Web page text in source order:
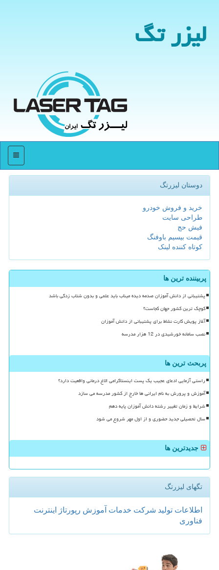
لیزر تگ
منو
دوستان لیزرتگ
خرید و فروش خودرو
طراحی سایت
فیش حج
قیمت بیسیم باوفنگ
کوتاه کننده لینک
پربیننده ترین ها
پشتیبانی از دانش آموزان صدمه دیده میناب باید علمی و بدون شتاب زدگی باشد
کوچک ترین کشور جهان کجاست؟
آغاز پویش کارت نشاط برای پشتیبانی از دانش آموزان
نصب سامانه خورشیدی در 12 هزار مدرسه
پربحث ترین ها
راستی آزمایی ادعای عجیب یک پست اینستاگرامی الاغ درمانی واقعیت دارد؟
آموزش و پرورش به نام ایرانی ها خارج از کشور مدرسه می سازد
شرایط و زمان تغییر رشته دانش آموزان پایه دهم
سال تحصیلی جدید حضوری و از اول مهر شروع می شود
جدیدترین ها
تگهای لیزرتگ
اطلاعات تولید شركت خدمات آموزش رپورتاژ
اینترنت
فناوری